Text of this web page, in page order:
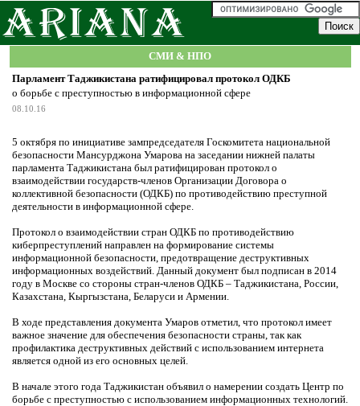
СМИ & НПО
Парламент Таджикистана ратифицировал протокол ОДКБ
о борьбе с преступностью в информационной сфере
08.10.16
5 октября по инициативе зампредседателя Госкомитета национальной
безопасности Мансурджона Умарова на заседании нижней палаты
парламента Таджикистана был ратифицирован протокол о
взаимодействии государств-членов Организации Договора о
коллективной безопасности (ОДКБ) по противодействию преступной
деятельности в информационной сфере.
Протокол о взаимодействии стран ОДКБ по противодействию
киберпреступлений направлен на формирование системы
информационной безопасности, предотвращение деструктивных
информационных воздействий. Данный документ был подписан в 2014
году в Москве со стороны стран-членов ОДКБ – Таджикистана, России,
Казахстана, Кыргызстана, Беларуси и Армении.
В ходе представления документа Умаров отметил, что протокол имеет
важное значение для обеспечения безопасности страны, так как
профилактика деструктивных действий с использованием интернета
является одной из его основных целей.
В начале этого года Таджикистан объявил о намерении создать Центр по
борьбе с преступностью с использованием информационных технологий.